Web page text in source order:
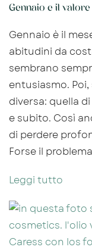
Gennaio e il
Gennaio è il
abitudini da
sembrano
entusiasmo.
diversa: quella
e subito. Così
di perdere
Forse il
Leggi tutto